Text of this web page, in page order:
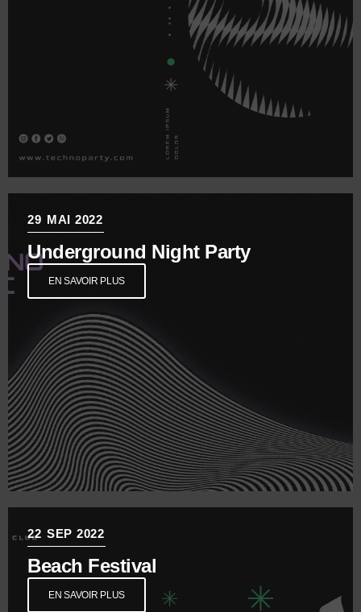
29 MAI 2022
Underground Night Party
EN SAVOIR PLUS
22 SEP 2022
Beach Festival
EN SAVOIR PLUS